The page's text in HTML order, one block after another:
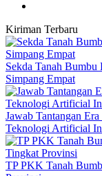
Kiriman Terbaru
Sekda Tanah
Simpang Empat
Jawab Tantangan
Teknologi Artificial
TP PKK Tanah